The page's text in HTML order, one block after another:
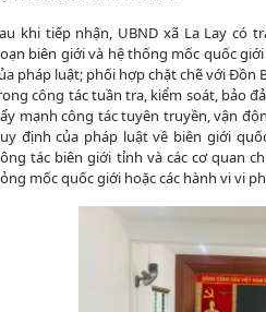
khi tiếp nhận, UBND xã La Lay có
biên giới và hệ thống mốc quốc
pháp luật; phối hợp chặt chẽ với Đồn
công tác tuần tra, kiểm soát, bảo
mạnh công tác tuyên truyền, vận
định của pháp luật về biên giới
tác biên giới tỉnh và các cơ quan
mốc quốc giới hoặc các hành vi vi